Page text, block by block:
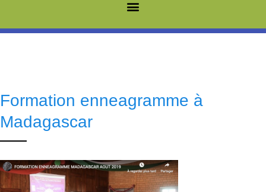
Formation enneagramme à
Madagascar